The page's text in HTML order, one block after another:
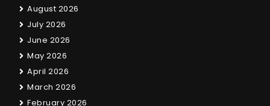
August 2026
July 2026
June 2026
May 2026
April 2026
March 2026
February 2026